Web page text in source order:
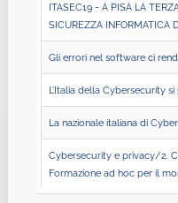
ITASEC19 - A PISA LA
SICUREZZA INFORMATICA
Gli errori nel software ci
L’Italia della Cybersecurity
La nazionale italiana di
Cybersecurity e privacy/2.
Formazione ad hoc per il